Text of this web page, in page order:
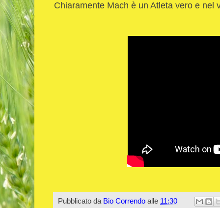
Chiaramente Mach è un Atleta vero e nel
Pubblicato da Bio Correndo alle 11:30